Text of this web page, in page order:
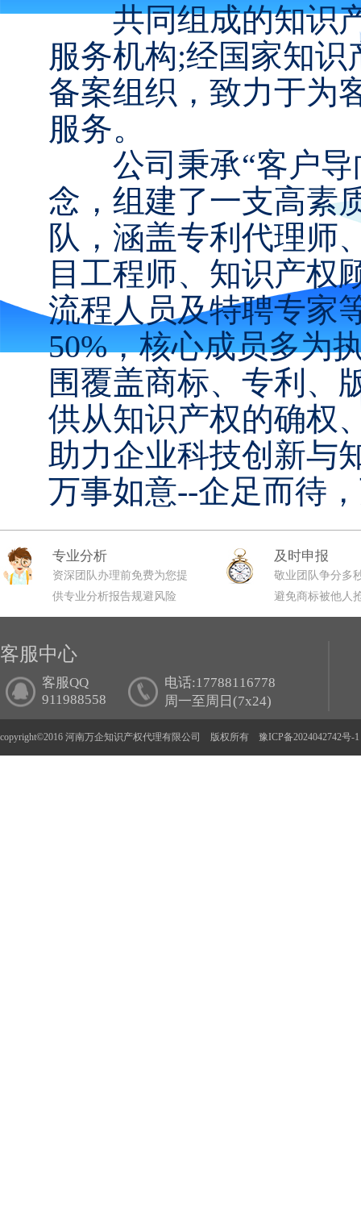
共同组成的知识产
服务机构;经国家知
备案组织，致力于为
服务。
公司秉承“客户导
念，组建了一支高素
队，涵盖专利代理师
目工程师、知识产权
流程人员及特聘专家
50%，核心成员多为
围覆盖商标、专利、
供从知识产权的确权
助力企业科技创新与
万事如意--企足而待
专业分析
资深团队办理前免费为您提
供专业分析报告规避风险
及时申报
敬业团队争分多
避免商标被他人
客服中心
客服QQ
911988558
电话:17788116778
周一至周日(7x24)
copyright©2016 河南万企知识产权代理有限公司 版权所有 豫ICP备2024042742号-1